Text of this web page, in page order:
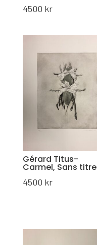
4500 kr
Gérard Titus-
Carmel, Sans titre
4500 kr